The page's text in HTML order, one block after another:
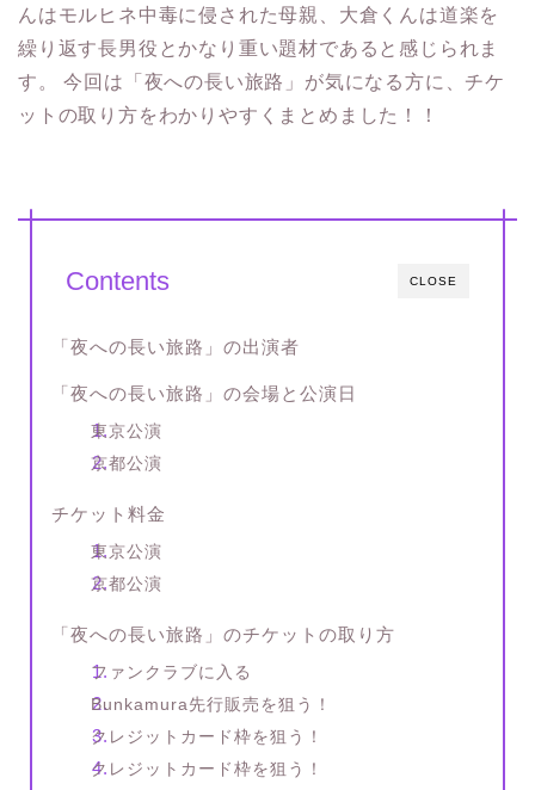
んはモルヒネ中毒に侵された母親、大倉くんは道楽を
繰り返す長男役とかなり重い題材であると感じられま
す。 今回は「夜への長い旅路」が気になる方に、チケ
ットの取り方をわかりやすくまとめました！！
CLOSE
Contents
「夜への長い旅路」の出演者
「夜への長い旅路」の会場と公演日
東京公演
京都公演
チケット料金
東京公演
京都公演
「夜への長い旅路」のチケットの取り方
ファンクラブに入る
Bunkamura先行販売を狙う！
クレジットカード枠を狙う！
クレジットカード枠を狙う！